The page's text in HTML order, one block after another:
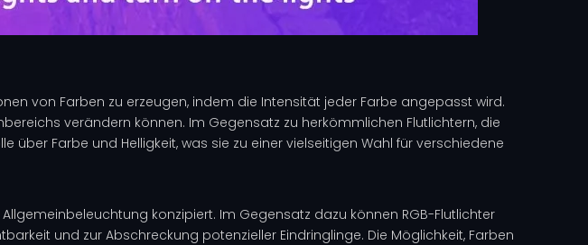
von Farben zu erzeugen, indem die Intensität jeder Farbe angepasst wird.
verändern können. Im Gegensatz zu herkömmlichen Flutlichtern, die
über Farbe und Helligkeit, was sie zu einer vielseitigen Wahl für verschiedene
konzipiert. Im Gegensatz dazu können RGB-Flutlichter
und zur Abschreckung potenzieller Eindringlinge. Die Möglichkeit, Farben